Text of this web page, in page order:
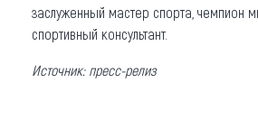
заслуженный мастер спорта, чемпион
спортивный консультант.
Источник: пресс-релиз